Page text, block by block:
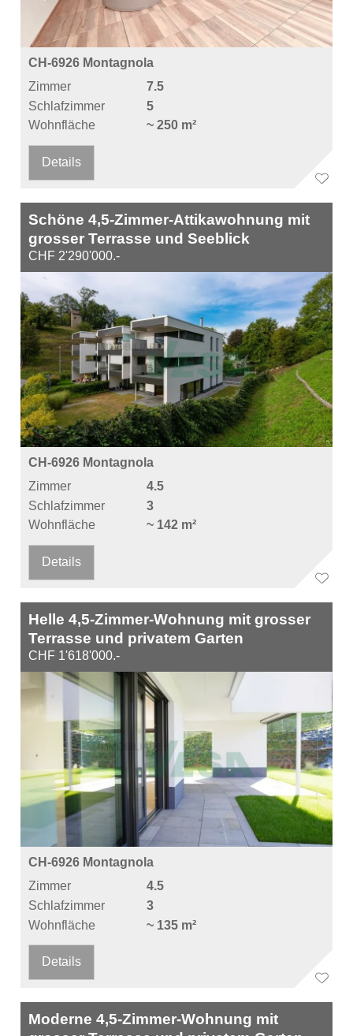
CH-6926 Montagnola
Zimmer
7.5
Schlafzimmer
5
Wohnfläche
~ 250 m²
Details
Schöne 4,5-Zimmer-Attikawohnung mit
grosser Terrasse und Seeblick
CHF 2'290'000.-
CH-6926 Montagnola
Zimmer
4.5
Schlafzimmer
3
Wohnfläche
~ 142 m²
Details
Helle 4,5-Zimmer-Wohnung mit grosser
Terrasse und privatem Garten
CHF 1'618'000.-
CH-6926 Montagnola
Zimmer
4.5
Schlafzimmer
3
Wohnfläche
~ 135 m²
Details
Moderne 4,5-Zimmer-Wohnung mit